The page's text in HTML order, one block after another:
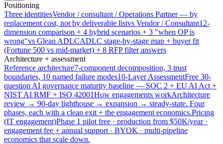
Positioning
Three identitiesVendor / consultant / Operations Partner — by
replacement cost, not by deliverable listvs Vendor / Consultant12-
dimension comparison + 4 hybrid scenarios + 3 "when OP is
wrong"vs Glean ADLCADLC stage-by-stage map + buyer fit
(Fortune 500 vs mid-market) + 8 RFP filter answers
Architecture + assessment
Reference architecture7-component decomposition, 3 trust
boundaries, 10 named failure modes10-Layer AssessmentFree 30-
question AI governance maturity baseline — SOC 2 + EU AI Act +
NIST AI RMF + ISO 42001How engagements workArchitecture
review → 90-day lighthouse → expansion → steady-state. Four
phases, each with a clean exit + the engagement economics.Pricing
(IT engagement)Phase 1 pilot free · production from $50K/year ·
engagement fee + annual support · BYOK · multi-pipeline
economics that scale down.